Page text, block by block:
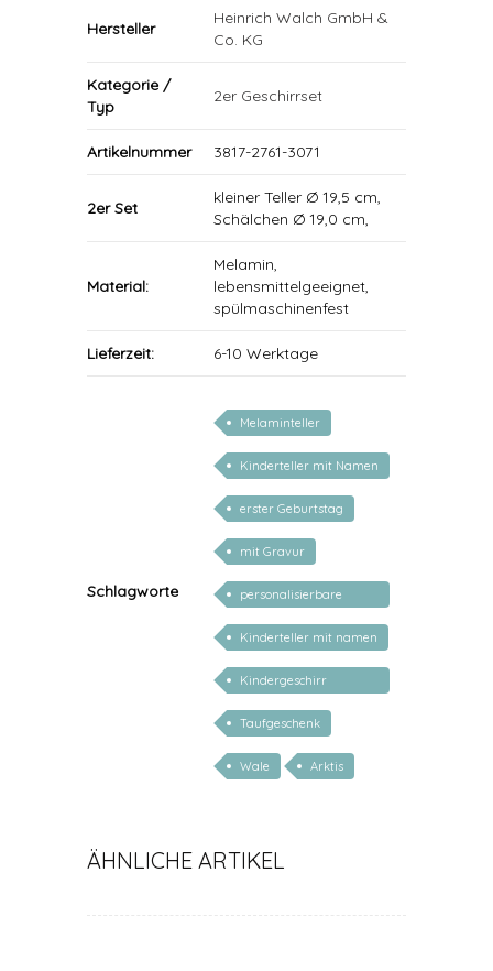
Hersteller
Heinrich Walch GmbH &
Co. KG
Kategorie /
Typ
2er Geschirrset
Artikelnummer 3817-2761-3071
2er Set
kleiner Teller Ø 19,5 cm,
Schälchen Ø 19,0 cm,
Material:
Melamin,
lebensmittelgeeignet,
spülmaschinenfest
Lieferzeit: 6-10 Werktage
Schlagworte
Melaminteller
Kinderteller mit Namen
personalisiert
erster Geburtstag
mit Gravur
personalisierbare
geschenke zur geburt
Kinderteller mit namen
Kindergeschirr
personalisiert
Taufgeschenk
Wale Arktis
ÄHNLICHE ARTIKEL